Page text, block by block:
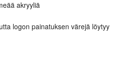
akryyliä
logon painatuksen värejä löytyy